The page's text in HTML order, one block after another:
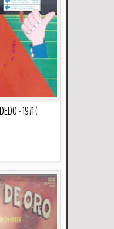
- 1971 (